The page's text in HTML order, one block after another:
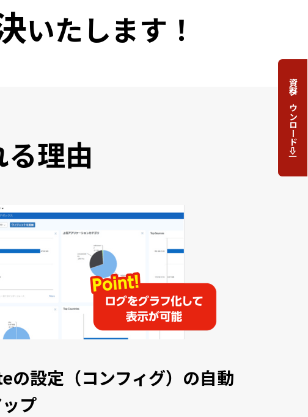
いたします！
理由
の設定（コンフィグ）の自動
プ
資料ダウンロード